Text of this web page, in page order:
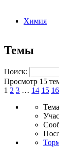
Химия
Темы
Поиск:
Просмотр 15
1 2 3 … 14 15 16
Тема